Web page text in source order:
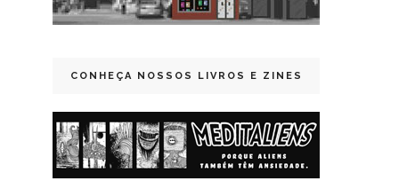
CONHEÇA NOSSOS LIVROS E ZINES